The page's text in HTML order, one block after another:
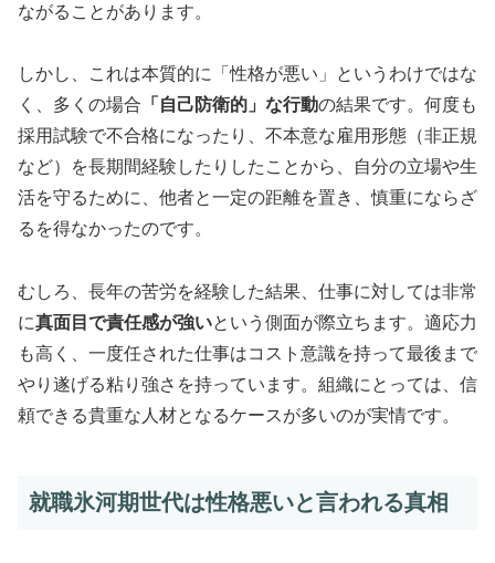
ながることがあります。
しかし、これは本質的に「性格が悪い」というわけではな
く、多くの場合 「自己防衛的」な行動の結果です。何度も
採用試験で不合格になったり、不本意な雇用形態（非正規
など）を長期間経験したりしたことから、自分の立場や生
活を守るために、他者と一定の距離を置き、慎重にならざ
るを得なかったのです。
むしろ、長年の苦労を経験した結果、仕事に対しては非常
に真面目で責任感が強いという側面が際立ちます。適応力
も高く、一度任された仕事はコスト意識を持って最後まで
やり遂げる粘り強さを持っています。組織にとっては、信
頼できる貴重な人材となるケースが多いのが実情です。
就職氷河期世代は性格悪いと言われる真相